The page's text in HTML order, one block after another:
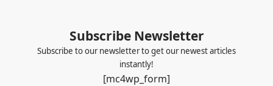
Subscribe Newsletter
Subscribe to our newsletter to get our newest articles
instantly!
[mc4wp_form]